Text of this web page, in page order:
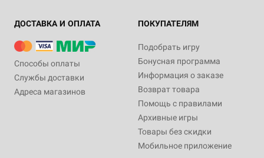
ДОСТАВКА И ОПЛАТА
Способы оплаты
Службы доставки
Адреса магазинов
ПОКУПАТЕЛЯМ
Подобрать игру
Бонусная программа
Информация о заказе
Возврат товара
Помощь с правилами
Архивные игры
Товары без скидки
Мобильное приложение